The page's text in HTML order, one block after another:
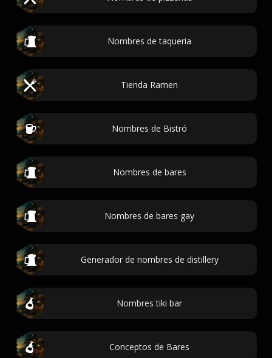
Nombres de taqueria
Tienda Ramen
Nombres de Bistró
Nombres de bares
Nombres de bares gay
Generador de nombres de distillery
Nombres tiki bar
Conceptos de Bares